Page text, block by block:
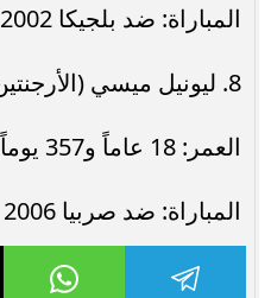
المباراة: ضد بلجيكا 2002
8. ليونيل ميسي (الأرجنتين)
العمر: 18 عاماً و357 يوماً
المباراة: ضد صربيا 2006